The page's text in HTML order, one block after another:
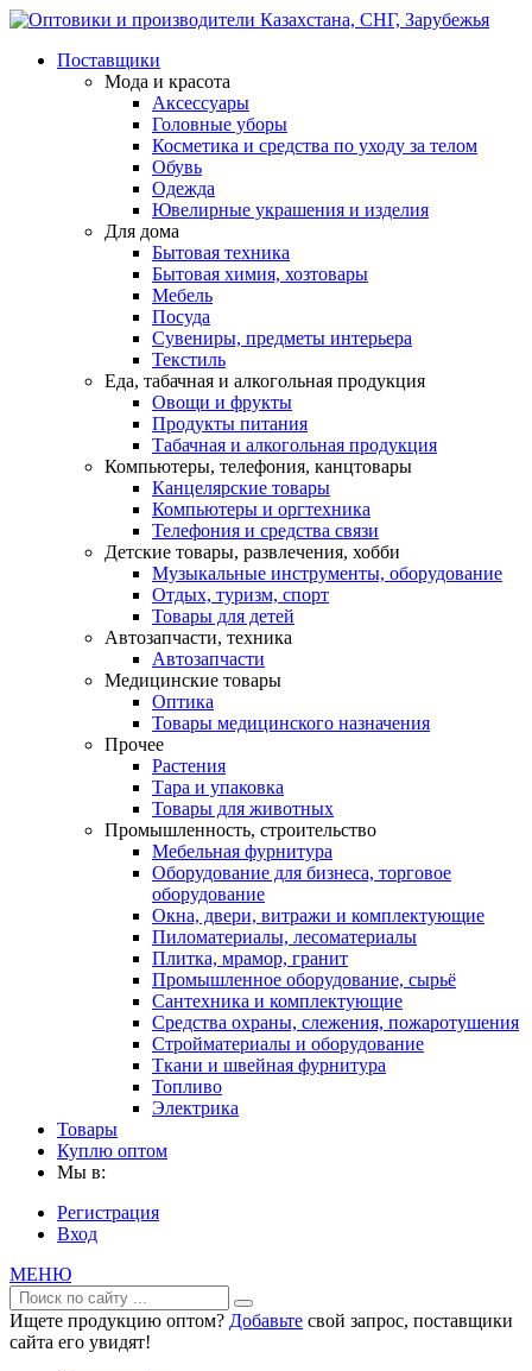
Поставщики
Мода и красота
Аксессуары
Головные уборы
Косметика и средства по уходу за телом
Обувь
Одежда
Ювелирные украшения и изделия
Для дома
Бытовая техника
Бытовая химия, хозтовары
Мебель
Посуда
Сувениры, предметы интерьера
Текстиль
Еда, табачная и алкогольная продукция
Овощи и фрукты
Продукты питания
Табачная и алкогольная продукция
Компьютеры, телефония, канцтовары
Канцелярские товары
Компьютеры и оргтехника
Телефония и средства связи
Детские товары, развлечения, хобби
Музыкальные инструменты, оборудование
Отдых, туризм, спорт
Товары для детей
Автозапчасти, техника
Автозапчасти
Медицинские товары
Оптика
Товары медицинского назначения
Прочее
Растения
Тара и упаковка
Товары для животных
Промышленность, строительство
Мебельная фурнитура
Оборудование для бизнеса, торговое
оборудование
Окна, двери, витражи и комплектующие
Пиломатериалы, лесоматериалы
Плитка, мрамор, гранит
Промышленное оборудование, сырьё
Сантехника и комплектующие
Средства охраны, слежения, пожаротушения
Стройматериалы и оборудование
Ткани и швейная фурнитура
Топливо
Электрика
Товары
Куплю оптом
Мы в:
Регистрация
Вход
МЕНЮ
Ищете продукцию оптом? Добавьте свой запрос, поставщики
сайта его увидят!